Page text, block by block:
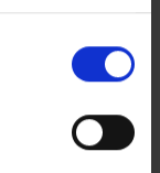
on erityisen
tai